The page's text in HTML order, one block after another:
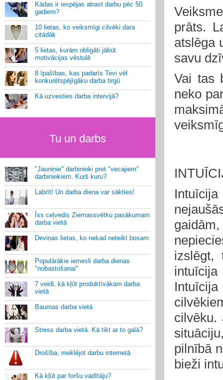
Kādas ir iespējas atrast darbu pēc 50
gadiem?
10 lietas, ko veiksmīgi cilvēki dara
citādāk
5 lietas, kurām obligāti jābūt
motivācijas vēstulē
8 īpašības, kas padarīs Tevi vēl
konkurētspējīgāku darba tirgū
Kā uzvesties darba intervijā?
Tu un darbs
"Jauniņie" darbinieki pret "vecajiem"
darbiniekiem. Kurš kuru?
Labrīt! Un darba diena var sākties!
Īss ceļvedis Ziemassvētku pasākumam
darba vietā
Deviņas lietas, ko nekad neteikt bosam
Populārākie iemesli darba dienas
"nobastošanai"
7 veidi, kā kļūt produktīvākam darba
vietā
Baumas darba vietā
Stress darba vietā. Kā tikt ar to galā?
Drošība, meklējot darbu internetā
Kā kļūt par foršu vadītāju?
prāts.
atslēga
savu
Vai tas
neko
izslēgt,
cilvēku.
pilnībā
bieži